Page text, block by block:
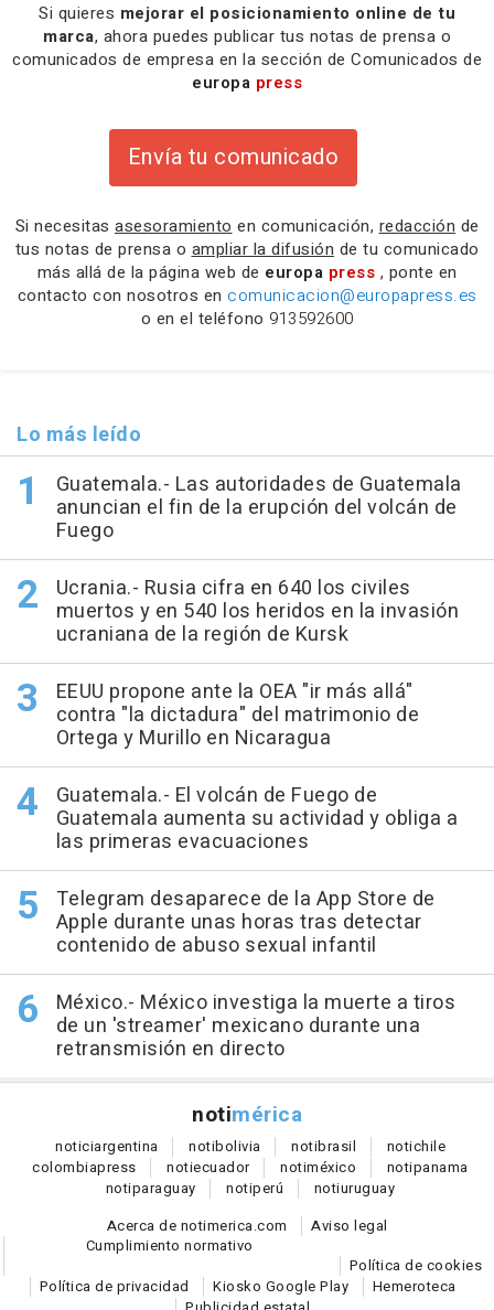
Si quieres mejorar el posicionamiento online de tu
marca, ahora puedes publicar tus notas de prensa o
comunicados de empresa en la sección de Comunicados de
europa press
Envía tu comunicado
Si necesitas asesoramiento en comunicación, redacción de
tus notas de prensa o ampliar la difusión de tu comunicado
más allá de la página web de europa press , ponte en
contacto con nosotros en comunicacion@europapress.es
o en el teléfono 913592600
Lo más leído
Guatemala.- Las autoridades de Guatemala
anuncian el fin de la erupción del volcán de
Fuego
Ucrania.- Rusia cifra en 640 los civiles
muertos y en 540 los heridos en la invasión
ucraniana de la región de Kursk
EEUU propone ante la OEA "ir más allá"
contra "la dictadura" del matrimonio de
Ortega y Murillo en Nicaragua
Guatemala.- El volcán de Fuego de
Guatemala aumenta su actividad y obliga a
las primeras evacuaciones
Telegram desaparece de la App Store de
Apple durante unas horas tras detectar
contenido de abuso sexual infantil
México.- México investiga la muerte a tiros
de un 'streamer' mexicano durante una
retransmisión en directo
notimérica
noticiargentina notibolivia notibrasil notichile
colombiapress notiecuador notiméxico notipanama
notiparaguay notiperú notiuruguay
Acerca de notimerica.com
Aviso legal
Cumplimiento normativo
Política de cookies
Política de privacidad
Kiosko Google Play
Hemeroteca